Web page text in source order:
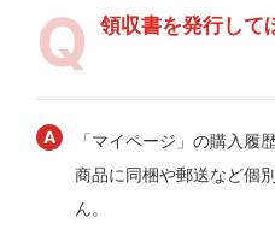
領収書を発行して
「マイページ」の購入履
商品に同梱や郵送など個
ん。